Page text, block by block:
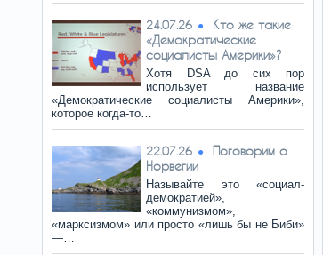
24.07.26
Кто же такие
«Демократические
социалисты Америки»?
Хотя DSA до сих пор
использует название
«Демократические социалисты Америки»,
которое когда-то…
22.07.26
Поговорим о
Норвегии
Называйте это «социал-
демократией»,
«коммунизмом»,
«марксизмом» или просто «лишь бы не Биби»
—…